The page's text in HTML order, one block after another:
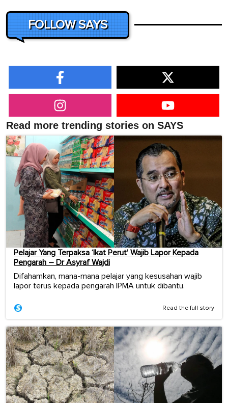
FOLLOW SAYS
Read more trending stories on SAYS
Pelajar Yang Terpaksa ‘Ikat Perut’ Wajib Lapor Kepada
Pengarah – Dr Asyraf Wajdi
Difahamkan, mana-mana pelajar yang kesusahan wajib
lapor terus kepada pengarah IPMA untuk dibantu.
Read the full story